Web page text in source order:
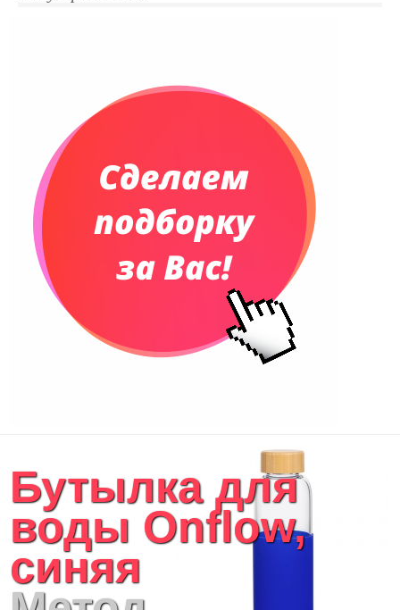
Планинги недатированные
Телефонные книжки
Сумки и Рюкзаки
Сумки для планшетов и ноутбуков
Рюкзаки
Конференц-сумки
Сумки для покупок промо
Несессеры и косметички
Сумки дорожные
Текстиль для ванной комнаты
Кухонные приспособления
Кухонный текстиль
Ножи разделочные доски
Фоторамки и фотоальбомы
Уход за обувью
Бутылка для
воды Onflow,
синяя